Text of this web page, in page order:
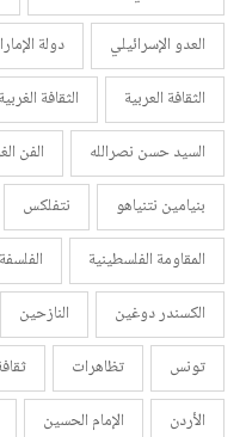
العدو الإسرائيلي
دولة
الثقافة العربية
الثقافة الغربية
السيد حسن نصرالله
الفن
بنيامين نتنياهو
نتفلكس
المقاومة الفلسطينية
الكسندر دوغين
النازحين
تونس
تظاهرات
الأردن
الإمام الحسين